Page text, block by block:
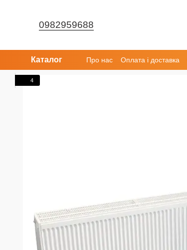
0982959688
Каталог Про нас Оплата і доставка
4